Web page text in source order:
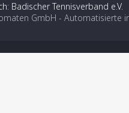
Badischer Tennisverband e.V.
GmbH - Automatisierte